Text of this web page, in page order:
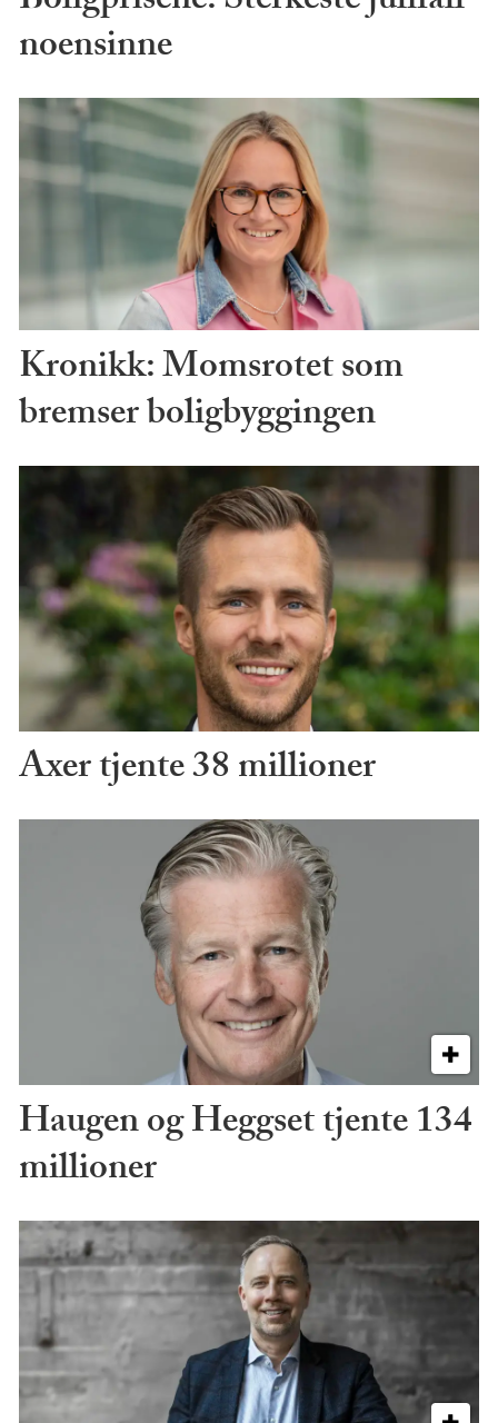
noensinne
Kronikk: Momsrotet som
bremser boligbyggingen
Axer tjente 38 millioner
Haugen og Heggset tjente 134
millioner